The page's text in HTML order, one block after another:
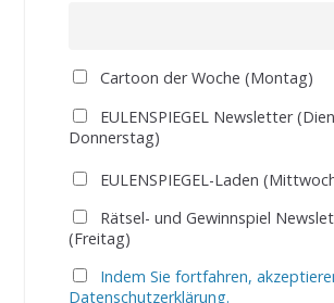
Cartoon der Woche (Montag)
EULENSPIEGEL Newsletter
Donnerstag)
EULENSPIEGEL-Laden
Rätsel- und Gewinnspiel
(Freitag)
Indem Sie fortfahren,
Datenschutzerklärung.